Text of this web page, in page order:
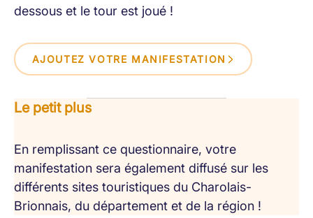
dessous et le tour est joué !
AJOUTEZ VOTRE MANIFESTATION
Le petit plus
En remplissant ce questionnaire, votre
manifestation sera également diffusé sur les
différents sites touristiques du Charolais-
Brionnais, du département et de la région !